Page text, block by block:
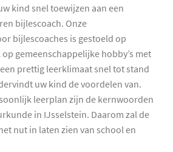
kind snel toewijzen aan een
bijlescoach. Onze
bijlescoaches is gestoeld op
gemeenschappelijke hobby’s met
prettig leerklimaat snel tot stand
uw kind de voordelen van.
leerplan zijn de kernwoorden
in IJsselstein. Daarom zal de
nut in laten zien van school en